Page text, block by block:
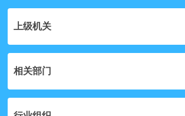
上级机关
相关部门